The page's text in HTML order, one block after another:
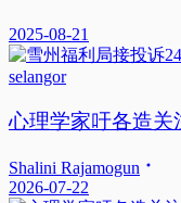
2025-08-21
selangor
心理学家吁各造关
Shalini Rajamogun
2026-07-22